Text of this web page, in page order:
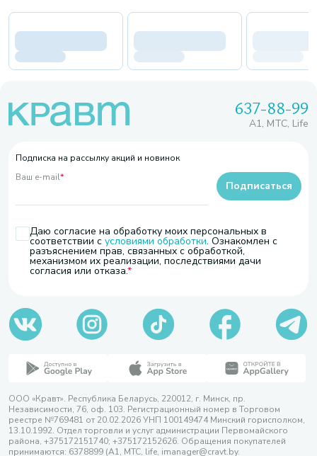
637-88-99
A1, МТС, Life
Подписка на рассылку акций и новинок
Ваш e-mail*
Даю согласие на обработку моих персональных в
соответствии с условиями обработки. Ознакомлен с
разъяснением прав, связанных с обработкой,
механизмом их реализации, последствиями дачи
согласия или отказа.
Подписаться
ООО «Кравт». Республика Беларусь, 220012, г. Минск, пр.
Независимости, 76, оф. 103. Регистрационный номер в Торговом
реестре №769481 от 20.02.2026 УНП 100149474 Минский горисполком,
13.10.1992. Отдел торговли и услуг администрации Первомайского
района, +375172151740; +375172152626. Обращения покупателей
принимаются: 6378899 (А1, МТС, life, imanager@cravt.by.